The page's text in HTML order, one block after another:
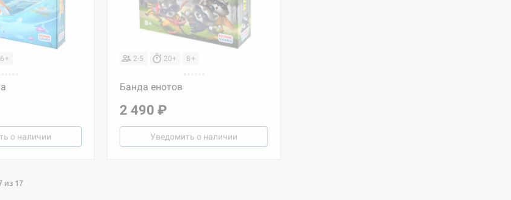
6+
о наличии
2-5 20+ 8+
Банда енотов
2 490 ₽
Уведомить о наличии
из 17